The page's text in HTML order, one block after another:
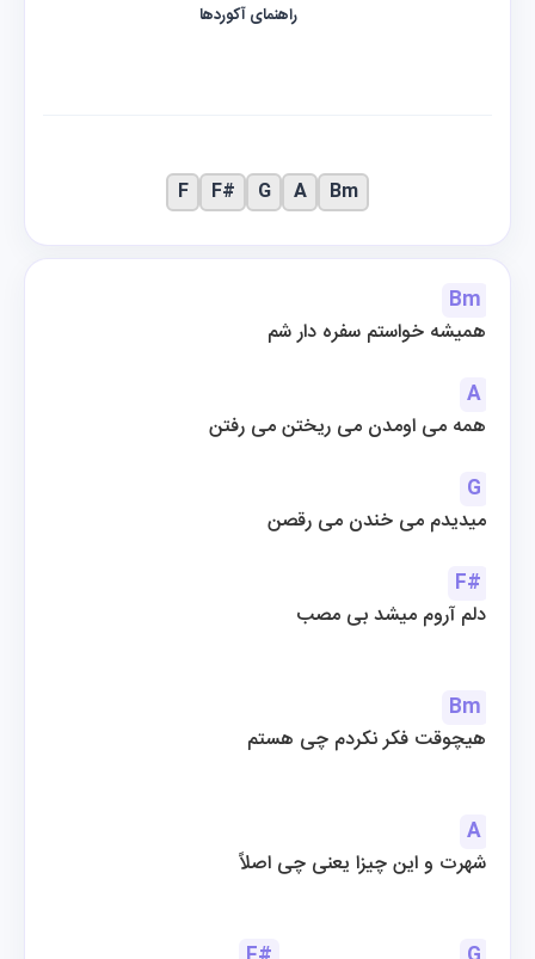
Bm
همیشه خواستم سفره دار شم
A
همه می اومدن می ریختن می رفتن
G
میدیدم می خندن می رقصن
F#
دلم آروم میشد بی مصب
Bm
هیچوقت فکر نکردم چی هستم
A
شهرت و این چیزا یعنی چی اصلاً
راهنمای آکوردها
Bm
A
G
F#
F